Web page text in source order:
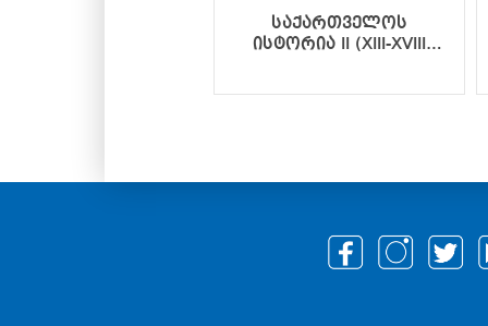
საქართველოს
ისტორია II (XIII-XVIII